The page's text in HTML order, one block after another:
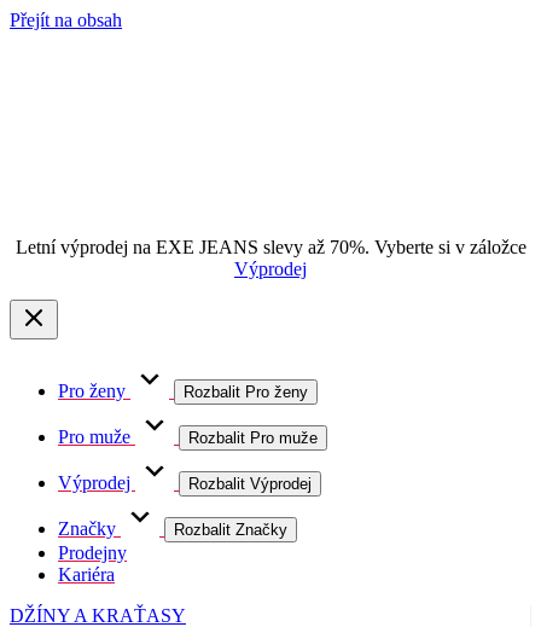
Přejít na obsah
Letní výprodej na EXE JEANS slevy až 70%. Vyberte si v záložce
Výprodej
Pro ženy Rozbalit Pro ženy
Pro muže Rozbalit Pro muže
Výprodej Rozbalit Výprodej
Značky Rozbalit Značky
Prodejny
Kariéra
DŽÍNY A KRAŤASY